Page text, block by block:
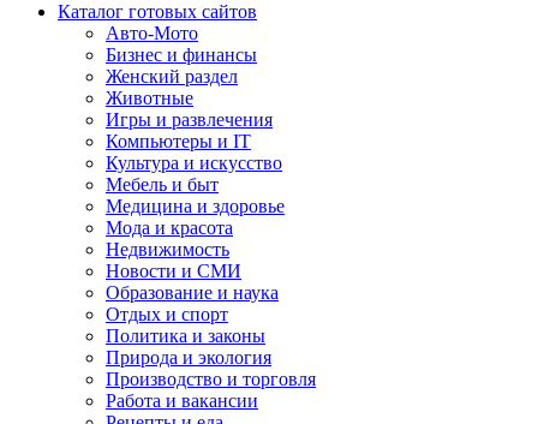
Каталог готовых сайтов
Авто-Мото
Бизнес и финансы
Женский раздел
Животные
Игры и развлечения
Компьютеры и IT
Культура и искусство
Мебель и быт
Медицина и здоровье
Мода и красота
Недвижимость
Новости и СМИ
Образование и наука
Отдых и спорт
Политика и законы
Природа и экология
Производство и торговля
Работа и вакансии